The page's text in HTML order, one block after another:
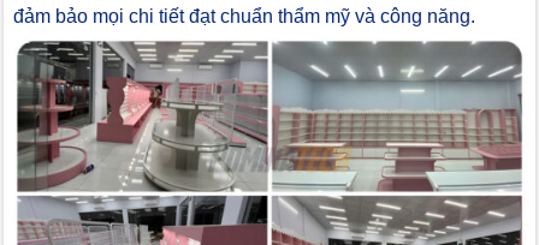
đảm bảo mọi chi tiết đạt chuẩn thẩm mỹ và công năng.